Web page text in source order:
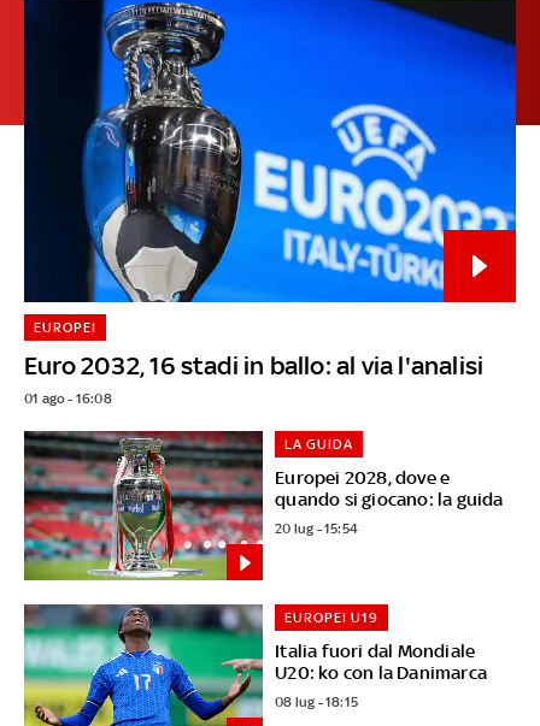
Euro 2032, 16 stadi in ballo: al via l'analisi
EUROPEI
01 ago - 16:08
Europei 2028, dove e
quando si giocano: la guida
LA GUIDA
20 lug - 15:54
Italia fuori dal Mondiale
U20: ko con la Danimarca
EUROPEI U19
08 lug - 18:15